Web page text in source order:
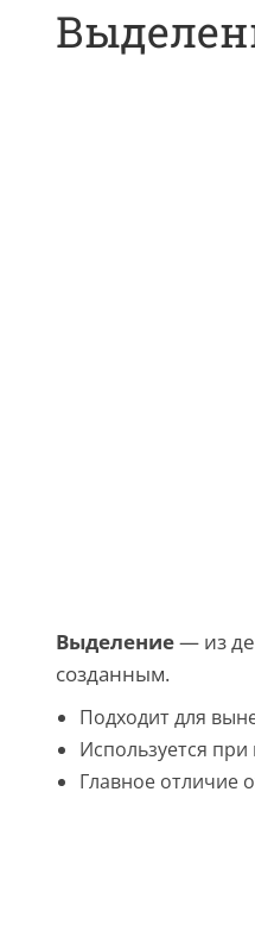
Выделение— из
созданным.
Подходит для
Используется
Главное отличие